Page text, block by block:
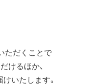
ただくことで
けるほか、
いたします。